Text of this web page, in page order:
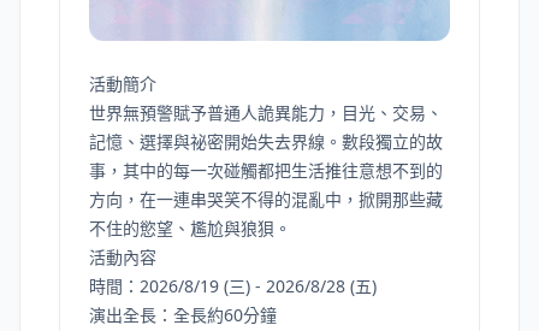
活動簡介
世界無預警賦予普通人詭異能力，目光、交易、
記憶、選擇與祕密開始失去界線。數段獨立的故
事，其中的每一次碰觸都把生活推往意想不到的
方向，在一連串哭笑不得的混亂中，掀開那些藏
不住的慾望、尷尬與狼狽。
活動內容
時間：2026/8/19 (三) - 2026/8/28 (五)
演出全長：全長約60分鐘